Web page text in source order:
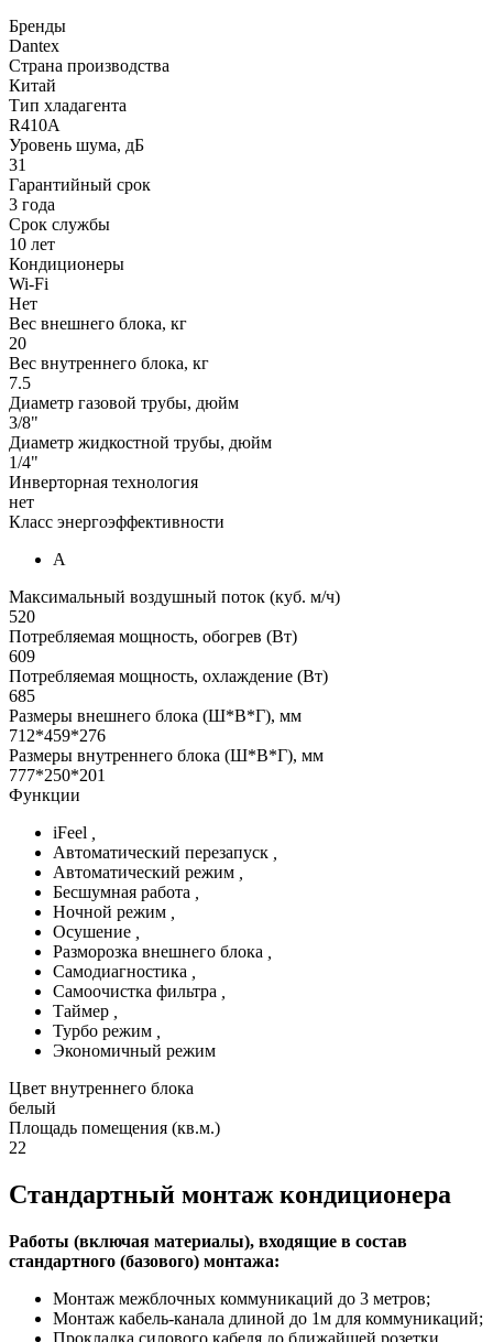
Бренды
Dantex
Страна производства
Китай
Тип хладагента
R410A
Уровень шума, дБ
31
Гарантийный срок
3 года
Срок службы
10 лет
Кондиционеры
Wi-Fi
Нет
Вес внешнего блока, кг
20
Вес внутреннего блока, кг
7.5
Диаметр газовой трубы, дюйм
3/8"
Диаметр жидкостной трубы, дюйм
1/4"
Инверторная технология
нет
Класс энергоэффективности
А
Максимальный воздушный поток (куб. м/ч)
520
Потребляемая мощность, обогрев (Вт)
609
Потребляемая мощность, охлаждение (Вт)
685
Размеры внешнего блока (Ш*В*Г), мм
712*459*276
Размеры внутреннего блока (Ш*В*Г), мм
777*250*201
Функции
iFeel
Автоматический перезапуск
Автоматический режим
Бесшумная работа
Ночной режим
Осушение
Разморозка внешнего блока
Самодиагностика
Самоочистка фильтра
Таймер
Турбо режим
Экономичный режим
Цвет внутреннего блока
белый
Площадь помещения (кв.м.)
22
Стандартный монтаж кондиционера
Работы (включая материалы), входящие в состав
стандартного (базового) монтажа:
Монтаж межблочных коммуникаций до 3 метров;
Монтаж кабель-канала длиной до 1м для коммуникаций;